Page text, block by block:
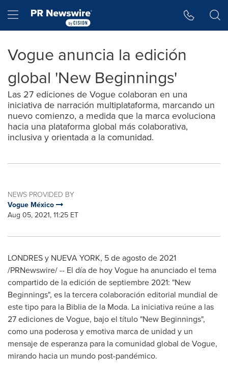
Hamburger menu
Vogue anuncia la edición
global 'New Beginnings'
Las 27 ediciones de Vogue colaboran en una
iniciativa de narración multiplataforma, marcando un
nuevo comienzo, a medida que la marca evoluciona
hacia una plataforma global más colaborativa,
inclusiva y orientada a la comunidad.
NEWS PROVIDED BY
Vogue México
Aug 05, 2021, 11:25 ET
LONDRES y NUEVA YORK, 5 de agosto de 2021
/PRNewswire/ -- El día de hoy Vogue ha anunciado el tema
compartido de la edición de septiembre 2021: "New
Beginnings", es la tercera colaboración editorial mundial de
este tipo para la Biblia de la Moda. La iniciativa reúne a las
27 ediciones de Vogue, bajo el título "New Beginnings",
como una poderosa y emotiva marca de unidad y un
mensaje de esperanza para la comunidad global de Vogue,
mirando hacia un mundo post-pandémico.